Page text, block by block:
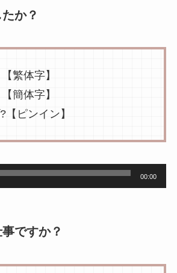
か？
繁体字】
簡体字】
ピンイン】
00:00
ですか？